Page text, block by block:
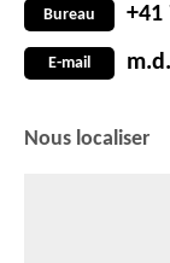
Bureau +41
E-mail
Nous localiser